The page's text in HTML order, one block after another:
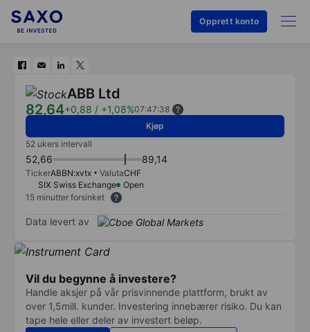
Opprett konto
ABB Ltd
82,64+0,88 / +1,08%07:47:38
Kjøp
52 ukers intervall
52,66 89,14
TickerABBN:xvtx ValutaCHF
SIX Swiss Exchange
Open
15 minutter forsinket
Data levert av
Vil du begynne å investere?
Handle aksjer på vår prisvinnende plattform, brukt av
over 1,5mill. kunder. Investering innebærer risiko. Du kan
tape hele eller deler av investert beløp.